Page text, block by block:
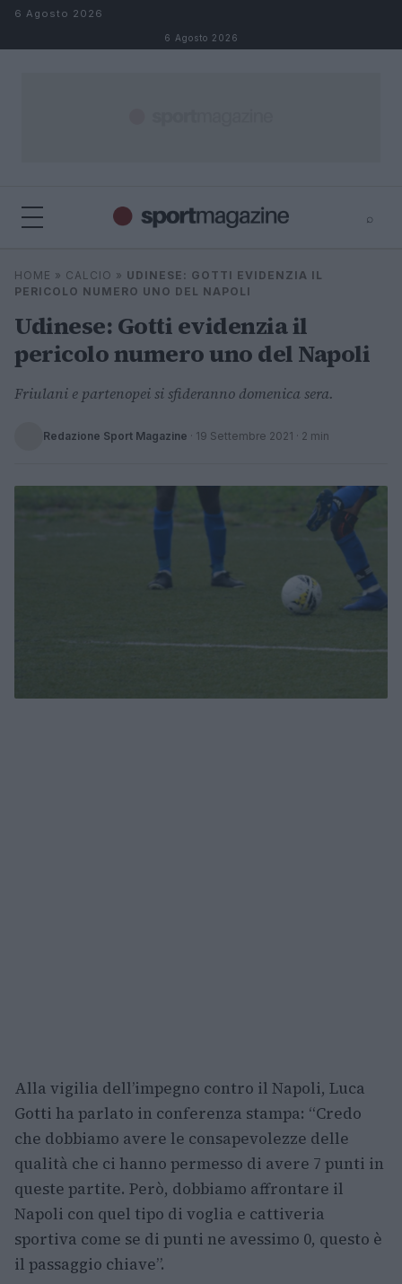
Salta al contenuto
6 Agosto 2026
6 Agosto 2026
⌕
Cerca
HOME » CALCIO » UDINESE: GOTTI EVIDENZIA IL
PERICOLO NUMERO UNO DEL NAPOLI
Udinese: Gotti evidenzia il
pericolo numero uno del Napoli
Friulani e partenopei si sfideranno domenica sera.
Redazione Sport Magazine · 19 Settembre 2021 · 2 min
Alla vigilia dell’impegno contro il Napoli, Luca
Gotti ha parlato in conferenza stampa: “Credo
che dobbiamo avere le consapevolezze delle
qualità che ci hanno permesso di avere 7 punti in
queste partite. Però, dobbiamo affrontare il
Napoli con quel tipo di voglia e cattiveria
sportiva come se di punti ne avessimo 0, questo è
il passaggio chiave”.